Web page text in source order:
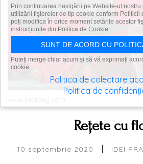
Rețete cu
10 septembrie 2020 IDEI
Prin continuarea navigării pe Website-ul
utilizării fişierelor de tip cookie conform Politicii
poți modifica în orice moment setările acestor
instrucțiunile din Politica de Cookie.
SUNT DE ACORD CU
Puteți merge chiar acum și să vă exprimați
cookie:
Politica de colectare
Politica de